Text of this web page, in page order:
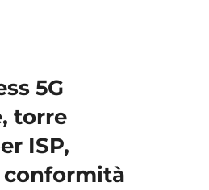
5G
torre
ISP,
conformità